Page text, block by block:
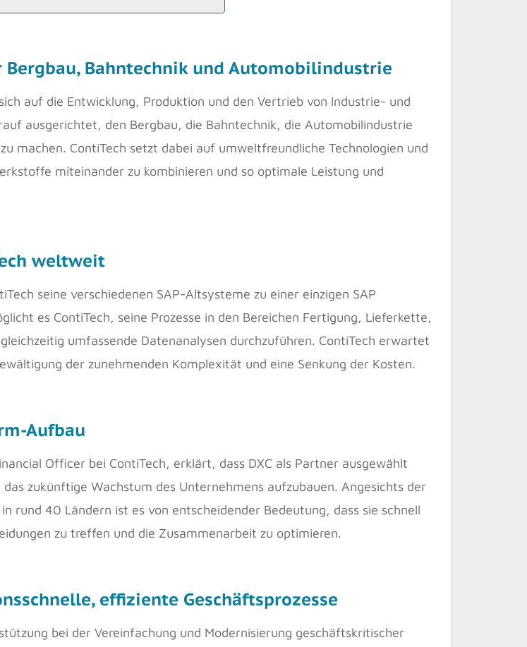
Bahntechnik und Automobilindustrie
auf die Entwicklung, Produktion und den Vertrieb von Industrie- und
ausgerichtet, den Bergbau, die Bahntechnik, die Automobilindustrie
machen. ContiTech setzt dabei auf umweltfreundliche Technologien und
miteinander zu kombinieren und so optimale Leistung und
weltweit
seine verschiedenen SAP-Altsysteme zu einer einzigen SAP
es ContiTech, seine Prozesse in den Bereichen Fertigung, Lieferkette,
umfassende Datenanalysen durchzuführen. ContiTech erwartet
der zunehmenden Komplexität und eine Senkung der Kosten.
Aufbau
Officer bei ContiTech, erklärt, dass DXC als Partner ausgewählt
zukünftige Wachstum des Unternehmens aufzubauen. Angesichts der
rund 40 Ländern ist es von entscheidender Bedeutung, dass sie schnell
zu treffen und die Zusammenarbeit zu optimieren.
effiziente Geschäftsprozesse
bei der Vereinfachung und Modernisierung geschäftskritischer